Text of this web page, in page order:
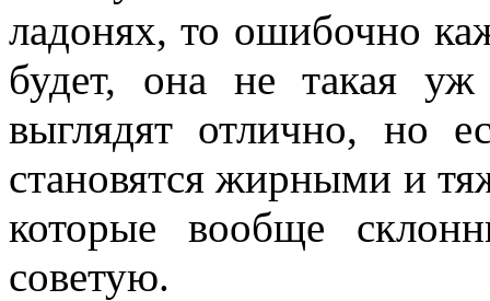
ладонях, то ошибочно
будет, она не такая
выглядят отлично, но
становятся жирными и
которые вообще
советую.